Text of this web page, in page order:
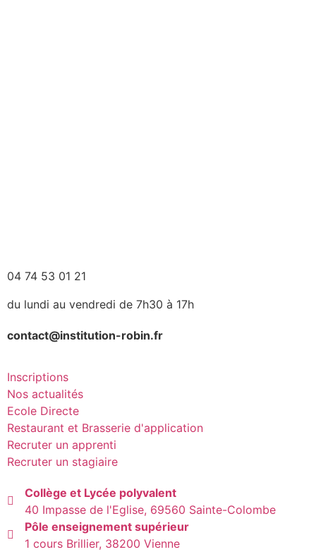
04 74 53 01 21
du lundi au vendredi de 7h30 à 17h
contact@institution-robin.fr
Inscriptions
Nos actualités
Ecole Directe
Restaurant et Brasserie d'application
Recruter un apprenti
Recruter un stagiaire
Collège et Lycée polyvalent
40 Impasse de l'Eglise, 69560 Sainte-Colombe
Pôle enseignement supérieur
1 cours Brillier, 38200 Vienne